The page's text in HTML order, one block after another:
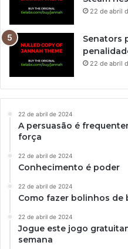
22 de abril
Senators
22 de abril
22 de abril de 2024
A persuasão é
força
22 de abril de 2024
Conhecimento é poder
22 de abril de 2024
Como fazer bolinhos de
22 de abril de 2024
Jogue este jogo
semana